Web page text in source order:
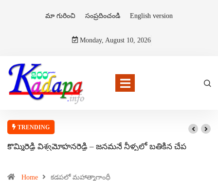
మా గురించి సంప్రదించండి English version
Monday, August 10, 2026
TRENDING
కొమ్మిరెడ్డి విశ్వమోహనరెడ్డి – జనమనే నీళ్ళలో బతికిన చేప
Home కడపలో మహాత్మాగాంధీ